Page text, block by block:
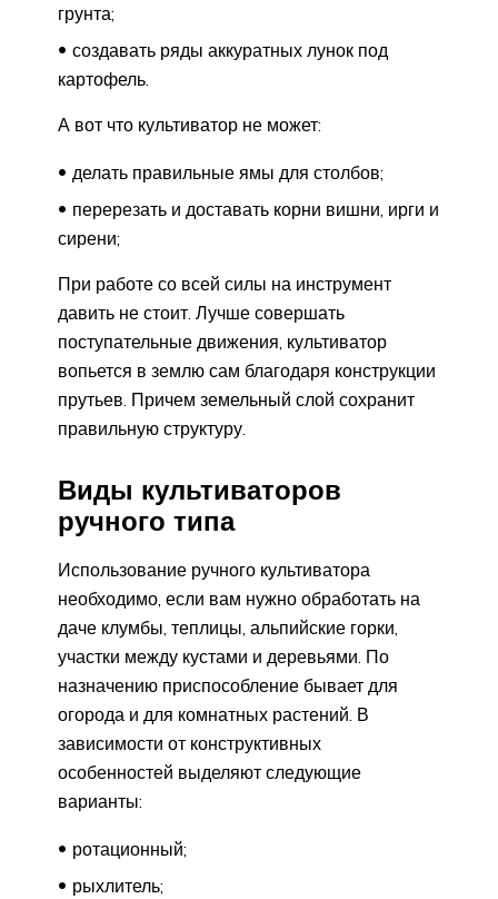
грунта;
создавать ряды аккуратных лунок под
картофель.
А вот что культиватор не может:
делать правильные ямы для столбов;
перерезать и доставать корни вишни, ирги и
сирени;
При работе со всей силы на инструмент
давить не стоит. Лучше совершать
поступательные движения, культиватор
вопьется в землю сам благодаря конструкции
прутьев. Причем земельный слой сохранит
правильную структуру.
Виды культиваторов
ручного типа
Использование ручного культиватора
необходимо, если вам нужно обработать на
даче клумбы, теплицы, альпийские горки,
участки между кустами и деревьями. По
назначению приспособление бывает для
огорода и для комнатных растений. В
зависимости от конструктивных
особенностей выделяют следующие
варианты:
ротационный;
рыхлитель;